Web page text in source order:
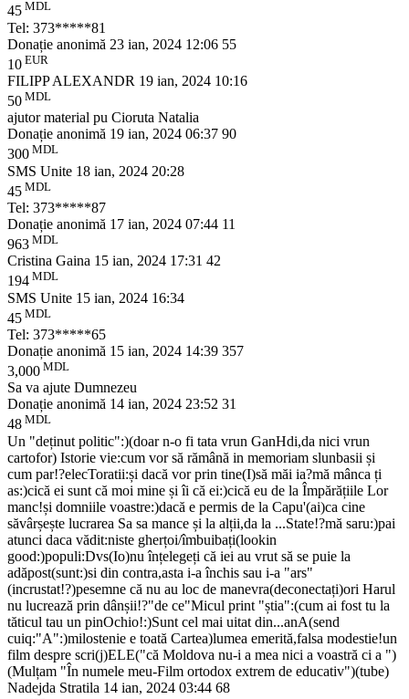
45 MDL
Tel: 373*****81
Donație anonimă 23 ian, 2024 12:06 55
10 EUR
FILIPP ALEXANDR 19 ian, 2024 10:16
50 MDL
ajutor material pu Cioruta Natalia
Donație anonimă 19 ian, 2024 06:37 90
300 MDL
SMS Unite 18 ian, 2024 20:28
45 MDL
Tel: 373*****87
Donație anonimă 17 ian, 2024 07:44 11
963 MDL
Cristina Gaina 15 ian, 2024 17:31 42
194 MDL
SMS Unite 15 ian, 2024 16:34
45 MDL
Tel: 373*****65
Donație anonimă 15 ian, 2024 14:39 357
3,000 MDL
Sa va ajute Dumnezeu
Donație anonimă 14 ian, 2024 23:52 31
48 MDL
Un "deținut politic":)(doar n-o fi tata vrun GanHdi,da nici vrun
cartofor) Istorie vie:cum vor să rămână in memoriam slunbasii și
cum par!?elecToratii:și dacă vor prin tine(I)să măi ia?mă mânca ți
as:)cică ei sunt că moi mine și îi că ei:)cică eu de la Împărățiile Lor
manc!și domniile voastre:)dacă e permis de la Capu'(ai)ca cine
săvârșește lucrarea Sa sa mance și la alții,da la ...State!?mă saru:)pai
atunci daca vădit:niste gherțoi/îmbuibați(lookin
good:)populi:Dvs(Io)nu înțelegeți că iei au vrut să se puie la
adăpost(sunt:)si din contra,asta i-a închis sau i-a "ars"
(incrustat!?)pesemne că nu au loc de manevra(deconectați)ori Harul
nu lucrează prin dânșii!?"de ce"Micul print "știa":(cum ai fost tu la
tăticul tau un pinOchio!:)Sunt cel mai uitat din...anA(send
cuiq:"A":)milostenie e toată Cartea)lumea emerită,falsa modestie!un
film despre scri(j)ELE("că Moldova nu-i a mea nici a voastră ci a ")
(Mulțam "În numele meu-Film ortodox extrem de educativ")(tube)
Nadejda Stratila 14 ian, 2024 03:44 68